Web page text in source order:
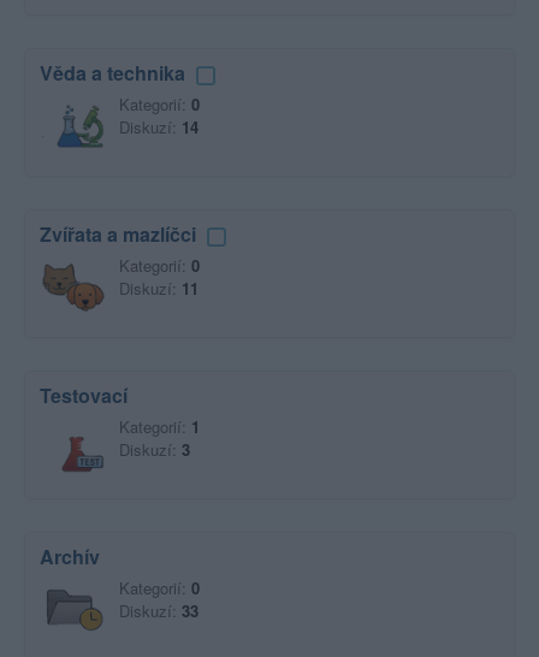
Věda a technika
Kategorií: 0
Diskuzí: 14
Zvířata a mazlíčci
Kategorií: 0
Diskuzí: 11
Testovací
Kategorií: 1
Diskuzí: 3
Archív
Kategorií: 0
Diskuzí: 33